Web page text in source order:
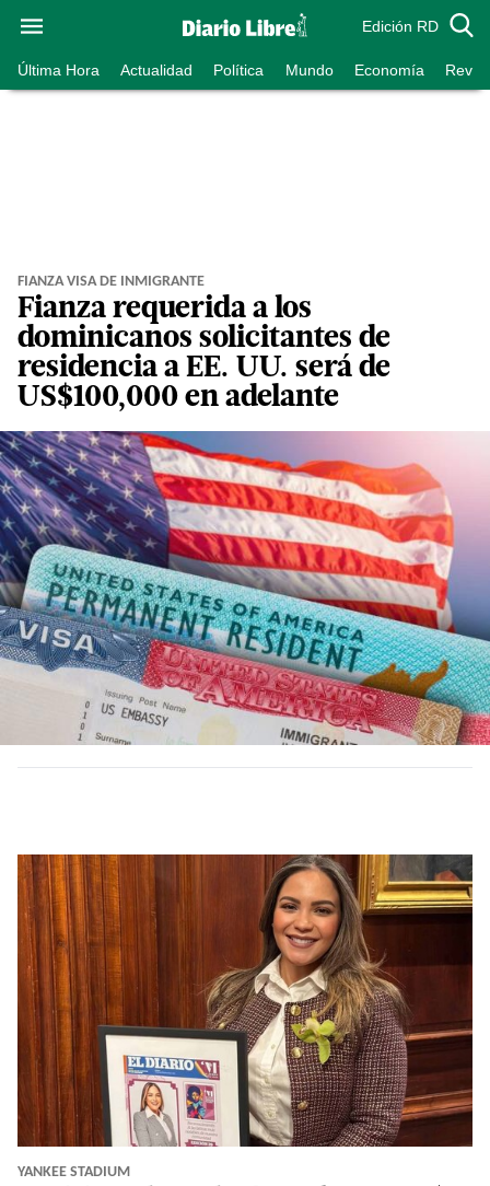
Edición RD
Última Hora Actualidad Política Mundo Economía
FIANZA VISA DE INMIGRANTE
Fianza requerida a los
dominicanos solicitantes de
residencia a EE. UU. será de
US$100,000 en adelante
YANKEE STADIUM